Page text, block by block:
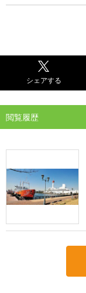
シェアする
閲覧履歴